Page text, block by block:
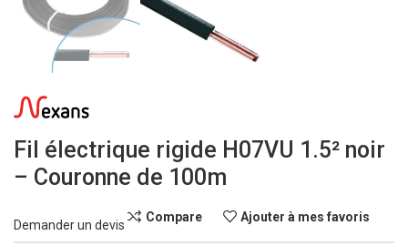
Fil électrique rigide H07VU 1.5² noir
– Couronne de 100m
Demander un devis
Compare Ajouter à mes favoris